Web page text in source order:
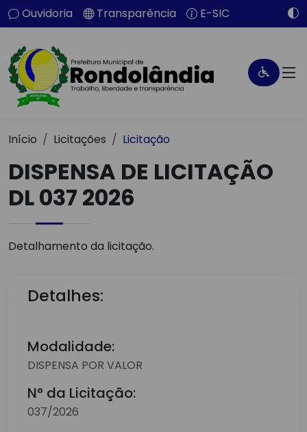
Ouvidoria Transparência E-SIC
Início Licitações Licitação
DISPENSA DE LICITAÇÃO
DL 037 2026
Detalhamento da licitação.
Detalhes:
Modalidade:
DISPENSA POR VALOR
N° da Licitação:
037/2026